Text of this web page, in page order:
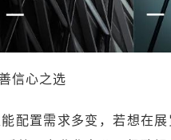
信心之选
配置需求多变，若想在